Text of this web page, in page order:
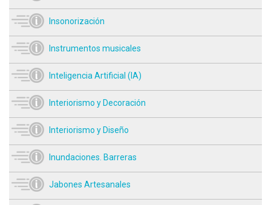
Insonorización
Instrumentos musicales
Inteligencia Artificial (IA)
Interiorismo y Decoración
Interiorismo y Diseño
Inundaciones. Barreras
Jabones Artesanales